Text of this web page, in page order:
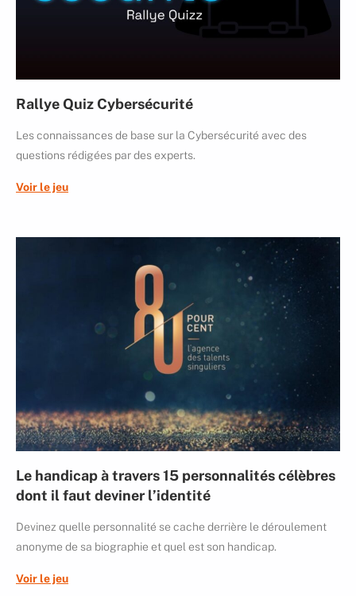
Rallye Quiz Cybersécurité
Les connaissances de base sur la Cybersécurité avec des
questions rédigées par des experts.
Voir le jeu
Le handicap à travers 15 personnalités célèbres
dont il faut deviner l’identité
Devinez quelle personnalité se cache derrière le déroulement
anonyme de sa biographie et quel est son handicap.
Voir le jeu